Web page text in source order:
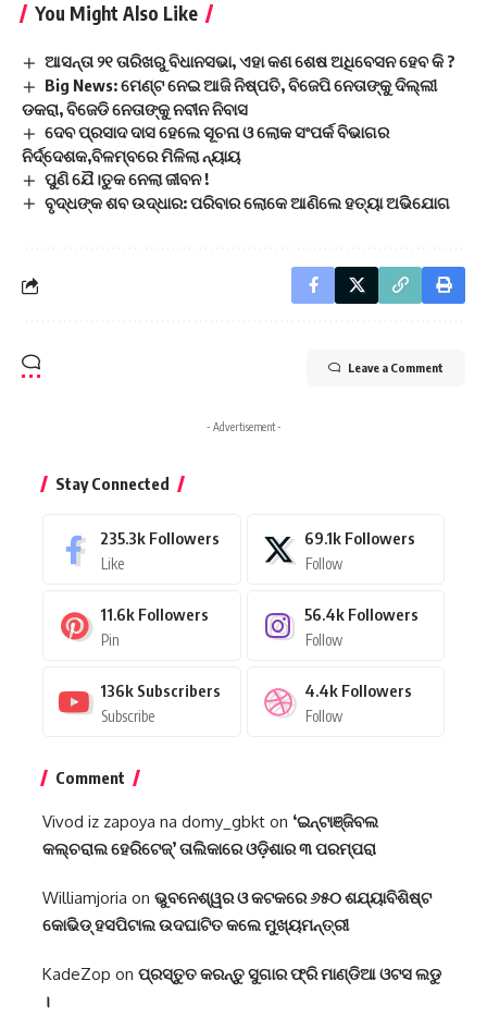
You Might Also Like
ଆସନ୍ତା ୨୧ ତାରିଖରୁ ବିଧାନସଭା, ଏହା କଣ ଶେଷ ଅଧିବେସନ ହେବ କି ?
Big News: ମେଣ୍ଟ ନେଇ ଆଜି ନିଷ୍ପତି, ବିଜେପି ନେତାଙ୍କୁ ଦିଲ୍ଲୀ
ଡକରା, ବିଜେଡି ନେତାଙ୍କୁ ନବୀନ ନିବାସ
ଦେବ ପ୍ରସାଦ ଦାସ ହେଲେ ସୂଚନା ଓ ଲୋକ ସଂପର୍କ ବିଭାଗର
ନିର୍ଦ୍ଦେଶକ,ବିଳମ୍ବରେ ମିଳିଲା ନ୍ୟାୟ
ପୁଣି ଯୈ।ତୁକ ନେଲା ଜୀବନ !
ବୃଦ୍ଧଙ୍କ ଶବ ଉଦ୍ଧାର: ପରିବାର ଲୋକେ ଆଣିଲେ ହତ୍ୟା ଅଭିଯୋଗ
Leave a Comment
- Advertisement -
Stay Connected
235.3k Followers
Like
69.1k Followers
Follow
11.6k Followers
Pin
56.4k Followers
Follow
136k Subscribers
Subscribe
4.4k Followers
Follow
Comment
Vivod iz zapoya na domy_gbkt on ‘ଇନ୍‌ଟାଞ୍ଜିବଲ
କଲ୍‌ଚରାଲ ହେରିଟେଜ୍‌’ ତାଲିକାରେ ଓଡ଼ିଶାର ୩ ପରମ୍ପରା
Williamjoria on ଭୁବନେଶ୍ୱର ଓ କଟକରେ ୬୫୦ ଶଯ୍ୟାବିଶିଷ୍ଟ
କୋଭିଡ୍ ହସପିଟାଲ ଉଦଘାଟିତ କଲେ ମୁଖ୍ୟମନ୍ତ୍ରୀ
KadeZop on ପ୍ରସ୍ତୁତ କରନ୍ତୁ ସୁଗାର ଫ୍ରି ମାଣ୍ଡିଆ ଓଟସ ଲଡୁ
।